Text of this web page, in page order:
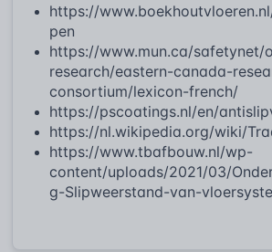
https://
pen
https://www.mun.ca/safetynet/
research/eastern-canada-
consortium/lexicon-french/
https://pscoatings.nl/en/
https://nl.wikipedia.org/wiki/
https://www.tbafbouw.nl/wp-
content/uploads/2021/03/
g-Slipweerstand-van-